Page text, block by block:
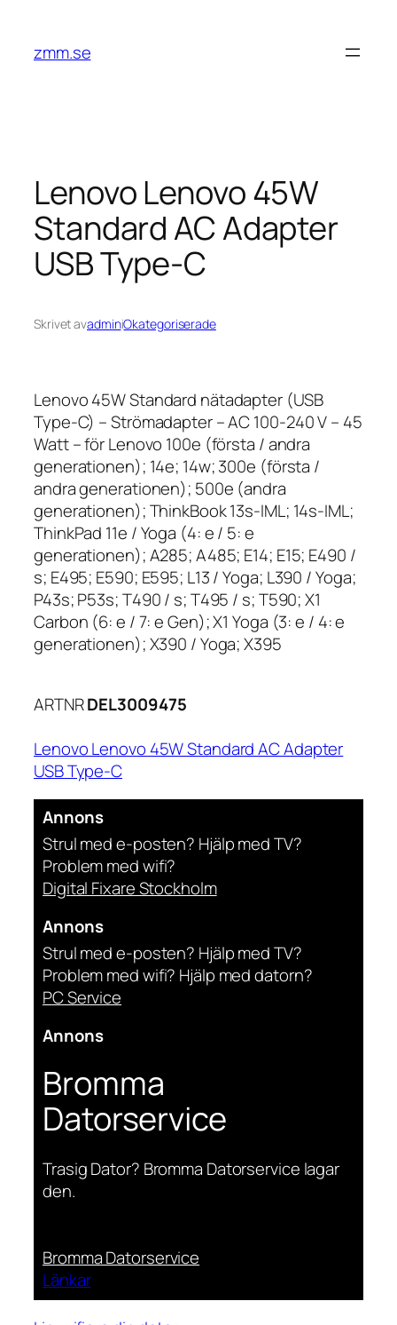
innehåll
zmm.se
Lenovo Lenovo 45W
Standard AC Adapter
USB Type-C
Skrivet avadminiOkategoriserade
Lenovo 45W Standard nätadapter (USB
Type-C) – Strömadapter – AC 100-240 V – 45
Watt – för Lenovo 100e (första / andra
generationen); 14e; 14w; 300e (första /
andra generationen); 500e (andra
generationen); ThinkBook 13s-IML; 14s-IML;
ThinkPad 11e / Yoga (4: e / 5: e
generationen); A285; A485; E14; E15; E490 /
s; E495; E590; E595; L13 / Yoga; L390 / Yoga;
P43s; P53s; T490 / s; T495 / s; T590; X1
Carbon (6: e / 7: e Gen); X1 Yoga (3: e / 4: e
generationen); X390 / Yoga; X395
ARTNRDEL3009475
Lenovo Lenovo 45W Standard AC Adapter
USB Type-C
Annons
Strul med e-posten? Hjälp med TV?
Problem med wifi?
Digital Fixare Stockholm
Annons
Strul med e-posten? Hjälp med TV?
Problem med wifi? Hjälp med datorn?
PC Service
Annons
Bromma
Datorservice
Trasig Dator? Bromma Datorservice lagar
den.
Bromma Datorservice
Länkar